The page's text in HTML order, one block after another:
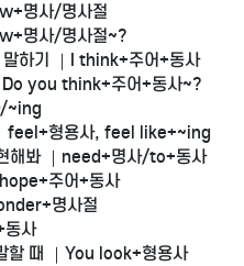
명사/명사절
명사/명사절~?
말하기 ｜I think+주어+동사
Do you think+주어+동사~?
~ing
feel+형용사, feel like+~ing
해봐 ｜need+명사/to+동사
주어+동사
명사절
동사
할 때 ｜You look+형용사